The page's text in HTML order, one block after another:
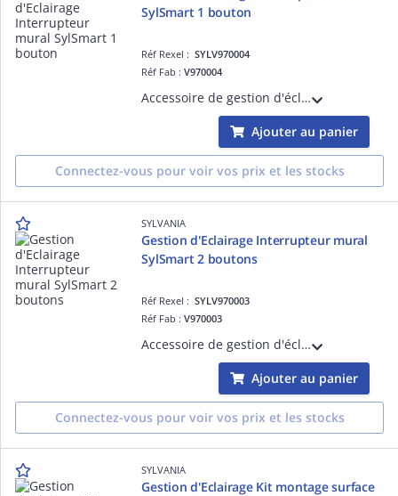
SylSmart 1 bouton
Réf Rexel :SYLV970004
Réf Fab :V970004
Accessoire de gestion d'éclairage pour luminaires équipés de la solution SylSmart - Interrupteur mural SylSmart 1 bouton
Ajouter au panier
Connectez-vous pour voir vos prix et les stocks
SYLVANIA
Gestion d'Eclairage Interrupteur mural
SylSmart 2 boutons
Réf Rexel :SYLV970003
Réf Fab :V970003
Accessoire de gestion d'éclairage pour luminaires équipés de la solution SylSmart - Interrupteur mural SylSmart 2 boutons
Ajouter au panier
Connectez-vous pour voir vos prix et les stocks
SYLVANIA
Gestion d'Eclairage Kit montage surface